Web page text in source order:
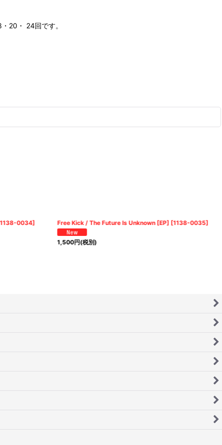
20・ 24回です。
1138-0034] Free Kick / The Future Is Unknown [EP] [1138-0035]
1,500円(税別)